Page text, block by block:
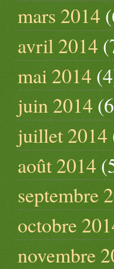
mars 2014
avril 2014
mai 2014
juin 2014
juillet 2014
août 2014
septembre
octobre
novembre